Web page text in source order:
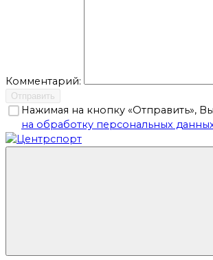
Комментарий:
Отправить
Нажимая на кнопку «Отправить»,
на обработку персональных